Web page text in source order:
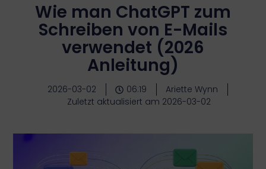
Wie man ChatGPT zum
Schreiben von E-Mails
verwendet (2026
Anleitung)
2026-03-02 06:19
Ariette Wynn
Zuletzt aktualisiert am 2026-03-02